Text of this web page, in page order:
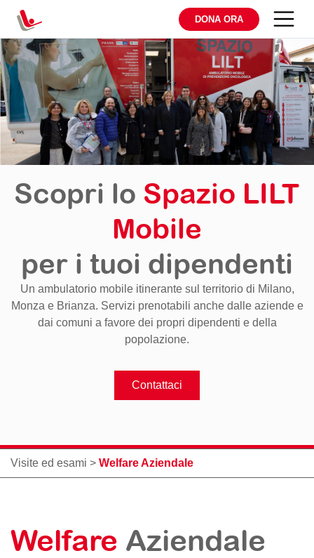
DONA ORA
Scopri lo Spazio LILT
Mobile
per i tuoi dipendenti
Un ambulatorio mobile itinerante sul territorio di Milano,
Monza e Brianza. Servizi prenotabili anche dalle aziende e
dai comuni a favore dei propri dipendenti e della
popolazione.
Contattaci
Visite ed esami > Welfare Aziendale
Welfare Aziendale